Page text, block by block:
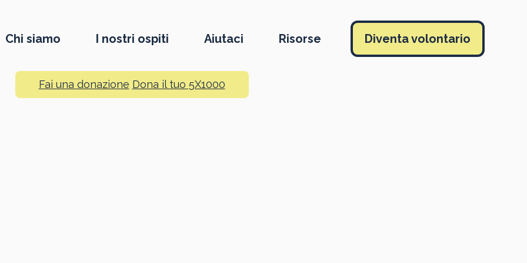
Chi siamo I nostri ospiti Aiutaci Risorse Diventa volontario
Fai una donazione Dona il tuo 5X1000